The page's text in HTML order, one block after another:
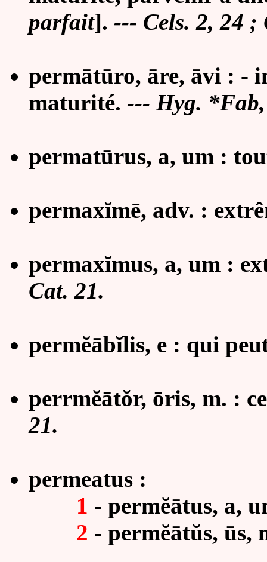
parfait]. --- Cels.2, 24 ;
permātūro, āre, āvi : -
maturité. --- Hyg.
permatūrus, a, um :
permaxĭmē, adv. :
permaxĭmus, a, um :
Cat. 21.
permĕābĭlis, e : qui
perrmĕātŏr, ōris, m. :
21.
permeatus :
1 - permĕātus, a,
2 - permĕātŭs, ūs,